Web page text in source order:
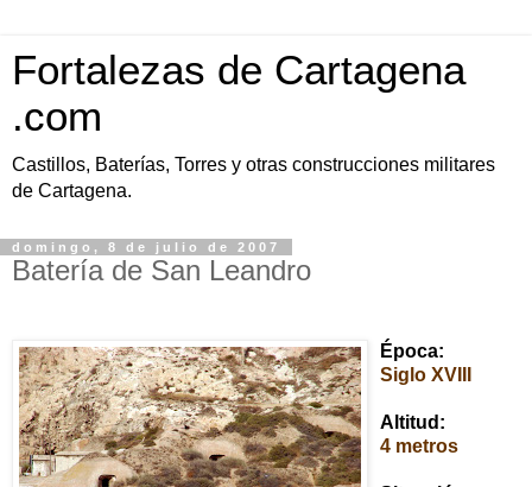
Fortalezas de Cartagena
.com
Castillos, Baterías, Torres y otras construcciones militares
de Cartagena.
domingo, 8 de julio de 2007
Batería de San Leandro
Época:
Siglo XVIII
Altitud:
4 metros